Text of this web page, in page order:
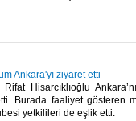
Ankara'yı ziyaret etti
Hisarcıklıoğlu
Burada faaliyet gösteren
yetkilileri de eşlik etti.​